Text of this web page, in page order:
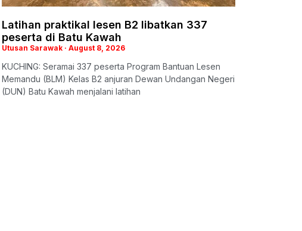
Latihan praktikal lesen B2 libatkan 337
peserta di Batu Kawah
Utusan Sarawak August 8, 2026
KUCHING: Seramai 337 peserta Program Bantuan Lesen
Memandu (BLM) Kelas B2 anjuran Dewan Undangan Negeri
(DUN) Batu Kawah menjalani latihan